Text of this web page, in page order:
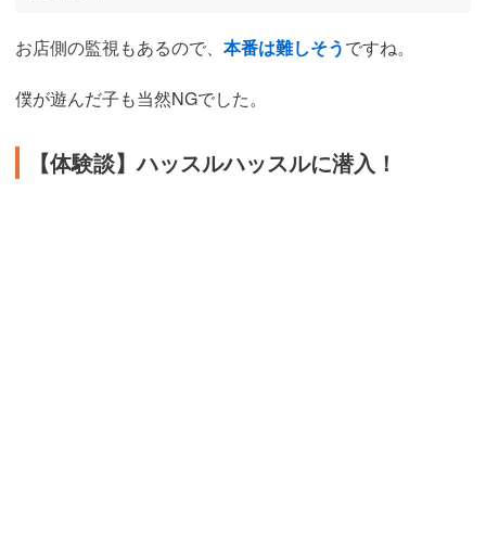
お店側の監視もあるので、 本番は難しそうですね。
僕が遊んだ子も当然NGでした。
【体験談】ハッスルハッスルに潜入！